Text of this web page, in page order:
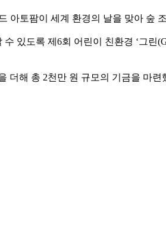
아토팜이 세계 환경의 날을 맞아 숲
있도록 제6회 어린이 친환경 ‘그린
더해 총 2천만 원 규모의 기금을 마